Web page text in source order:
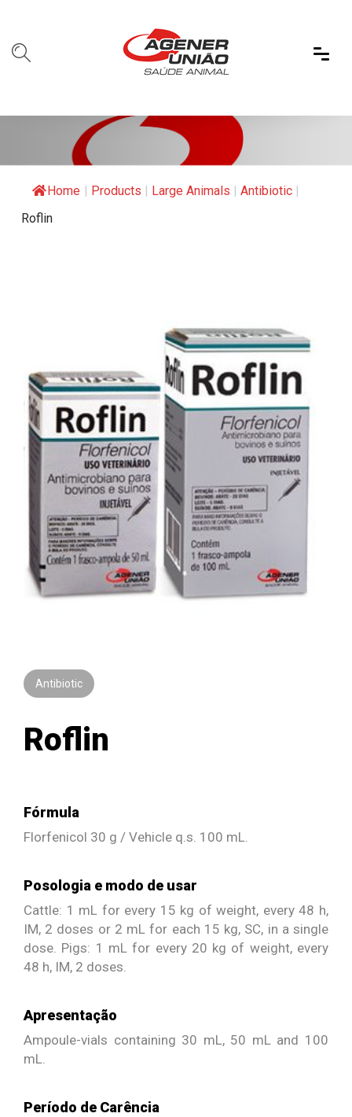
Home | Products | Large Animals | Antibiotic |
Roflin
Antibiotic
Roflin
Fórmula
Florfenicol 30 g / Vehicle q.s. 100 mL.
Posologia e modo de usar
Cattle: 1 mL for every 15 kg of weight, every 48 h,
IM, 2 doses or 2 mL for each 15 kg, SC, in a single
dose. Pigs: 1 mL for every 20 kg of weight, every
48 h, IM, 2 doses.
Apresentação
Ampoule-vials containing 30 mL, 50 mL and 100
mL.
Período de Carência